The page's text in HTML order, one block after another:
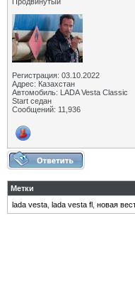
Регистрация: 03.10.2022
Адрес: Казахстан
Автомобиль: LADA Vesta Classic
Start седан
Сообщений: 11,936
Метки
lada vesta lada vesta fl новая